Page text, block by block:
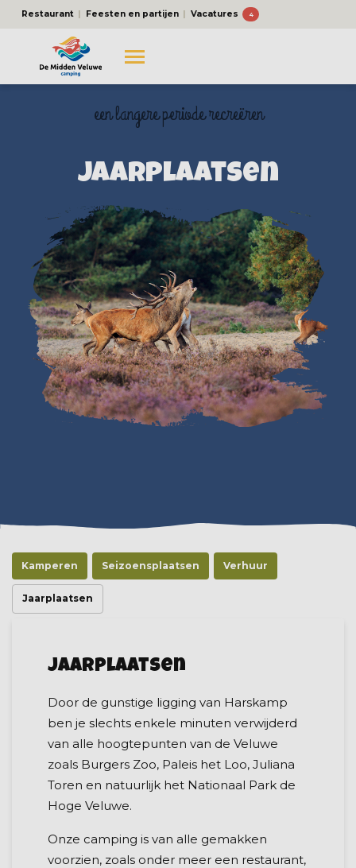
Restaurant Feesten en partijen Vacatures 4
een langere periode recreëren
Jaarplaatsen
Kamperen Seizoensplaatsen Verhuur
Jaarplaatsen
Jaarplaatsen
Door de gunstige ligging van Harskamp
ben je slechts enkele minuten verwijderd
van alle hoogtepunten van de Veluwe
zoals Burgers Zoo, Paleis het Loo, Juliana
Toren en natuurlijk het Nationaal Park de
Hoge Veluwe.
Onze camping is van alle gemakken
voorzien, zoals onder meer een restaurant,